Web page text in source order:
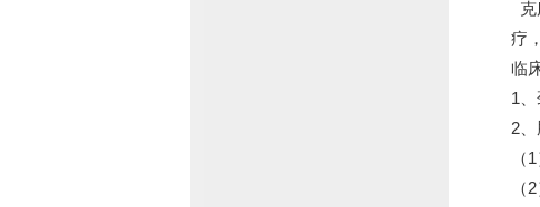
克
疗
临
1
2
（
（